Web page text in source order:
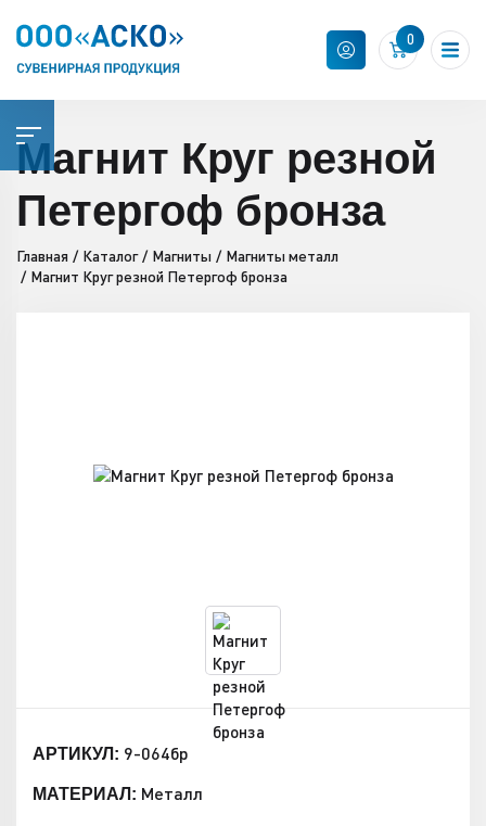
0
Магнит Круг резной
Петергоф бронза
Главная Каталог Магниты
Магниты металл
Магнит Круг резной Петергоф бронза
АРТИКУЛ: 9-064бр
МАТЕРИАЛ: Металл